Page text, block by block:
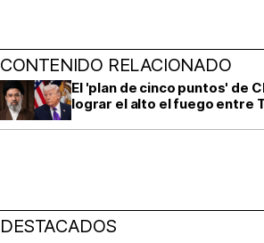
CONTENIDO RELACIONADO
El 'plan de cinco puntos' de
lograr el alto el fuego entre
DESTACADOS